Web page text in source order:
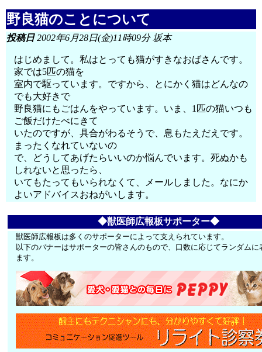
野良猫のことについて
投稿日2002年6月28日(金)11時09分 坂本
はじめまして。私はとっても猫がすきなおばさんです。
家では5匹の猫を
室内で駆っています。ですから、とにかく猫はどんなの
でも大好きで
野良猫にもごはんをやっています。いま、1匹の猫いつも
ご飯だけたべにきて
いたのですが、具合がわるそうで、息もたえだえです。
まったくなれていないの
で、どうしてあげたらいいのか悩んでいます。死ぬかも
しれないと思ったら、
いてもたってもいられなくて、メールしました。なにか
よいアドバイスおねがいします。
◆獣医師広報板サポーター◆
獣医師広報板は多くのサポーターによって支えられています。
以下のバナーはサポーターの皆さんのもので、口数に応じてランダムに
ます。